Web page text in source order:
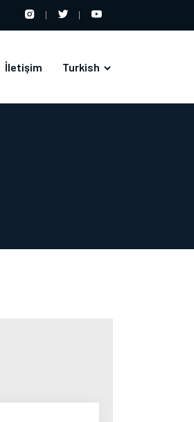
İletişim Turkish